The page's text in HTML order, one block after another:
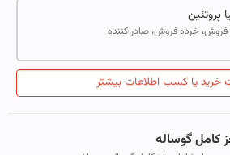
پروتئین
فروش، خرده فروش، صادر کننده
خرید یا کسب اطلاعات بیشتر
کامل گوساله